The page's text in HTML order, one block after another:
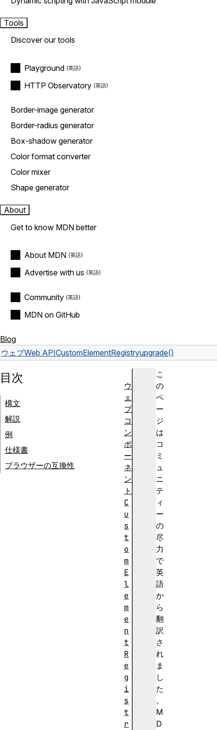
Tools
Discover our tools
Playground
HTTP Observatory
Border-image generator
Border-radius generator
Box-shadow generator
Color format converter
Color mixer
Shape generator
About
Get to know MDN better
About MDN
Advertise with us
Community
MDN on GitHub
Blog
ウェブWeb APICustomElementRegistryupgrade()
こ
の
ペ
ー
ジ
は
コ
ミ
ュ
ニ
テ
ィ
ー
の
尽
力
で
英
語
か
ら
翻
訳
さ
れ
ま
し
た
。
M
D
目次
構文
解説
例
仕様書
ブラウザーの互換性
ウ
ェ
ブ
コ
ン
ポ
ー
ネ
ン
ト
C
u
s
t
o
m
E
l
e
m
e
n
t
R
e
g
i
s
t
r